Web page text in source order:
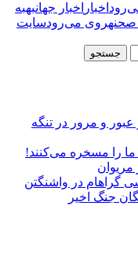
اخبار اخبار جهانبهبه
روی می‌رودسایت
عبور و مرور در تنگه
ما را مسخره می‌کنند!
گراهام در واشنگتن
جنگ اخیر